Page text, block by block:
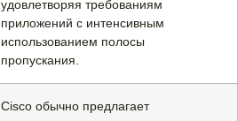
удовлетворяя требованиям
приложений с интенсивным
использованием полосы
пропускания.
Cisco обычно предлагает